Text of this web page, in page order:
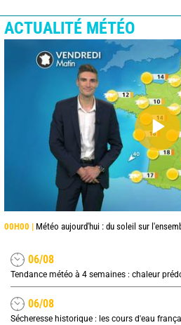
ACTUALITÉ MÉTÉO
00H00 | Météo aujourd'hui : du soleil sur
06/08
Tendance météo à 4 semaines : chaleur
06/08
Sécheresse historique : les cours d'eau